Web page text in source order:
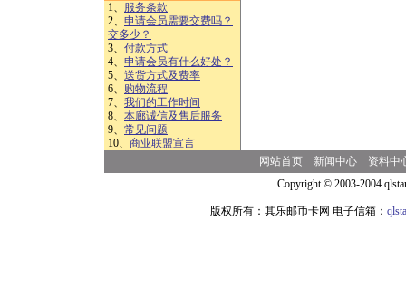
1、 服务条款
2、 申请会员需要交费吗？
交多少？
3、 付款方式
4、 申请会员有什么好处？
5、 送货方式及费率
6、 购物流程
7、 我们的工作时间
8、 本廊诚信及售后服务
9、 常见问题
10、 商业联盟宣言
网站首页 新闻中心
资料中
Copyright © 2003-2004
版权所有：其乐邮币卡网 电子信箱：